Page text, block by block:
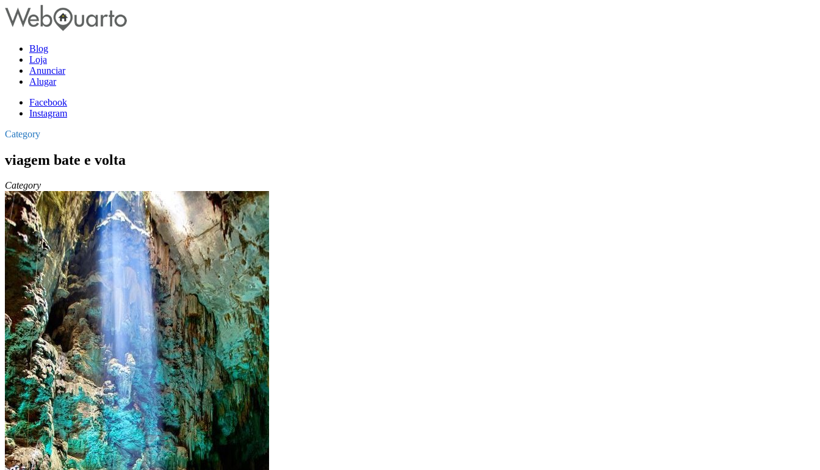
Blog
Loja
Anunciar
Alugar
Facebook
Instagram
Category
viagem bate e volta
Category